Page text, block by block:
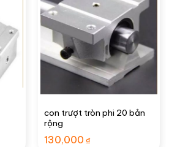
con trượt tròn phi 20 bản
rộng
130,000 ₫